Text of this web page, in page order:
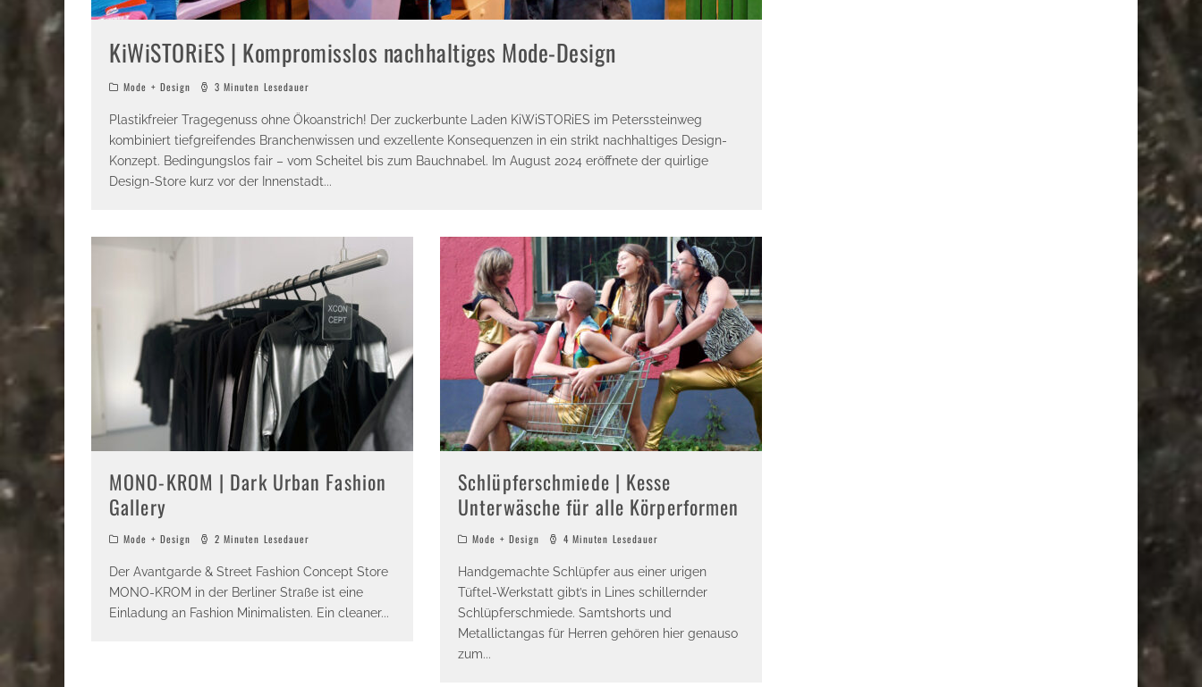
KiWiSTORiES | Kompromisslos nachhaltiges Mode-Design
Mode + Design 3 Minuten Lesedauer
Plastikfreier Tragegenuss ohne Ökoanstrich! Der zuckerbunte Laden KiWiSTORiES im Peterssteinweg
kombiniert tiefgreifendes Branchenwissen und exzellente Konsequenzen in ein strikt nachhaltiges Design-
Konzept. Bedingungslos fair – vom Scheitel bis zum Bauchnabel. Im August 2024 eröffnete der quirlige
Design-Store kurz vor der Innenstadt...
MONO-KROM | Dark Urban Fashion
Gallery
Mode + Design 2 Minuten Lesedauer
Der Avantgarde & Street Fashion Concept Store
MONO-KROM in der Berliner Straße ist eine
Einladung an Fashion Minimalisten. Ein cleaner...
Schlüpferschmiede | Kesse
Unterwäsche für alle Körperformen
Mode + Design 4 Minuten Lesedauer
Handgemachte Schlüpfer aus einer urigen
Tüftel-Werkstatt gibt’s in Lines schillernder
Schlüpferschmiede. Samtshorts und
Metallictangas für Herren gehören hier genauso
zum...